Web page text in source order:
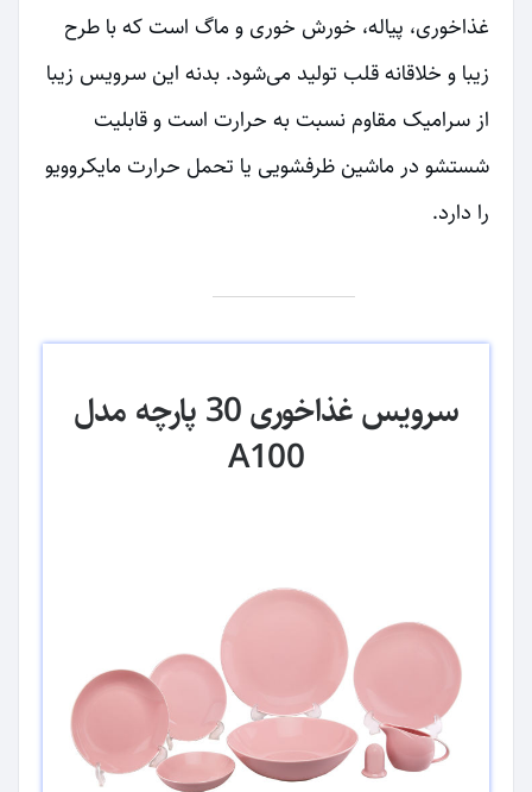
غذاخوری، پیاله، خورش خوری و ماگ است که با طرح
زیبا و خلاقانه قلب تولید می‌شود. بدنه این سرویس زیبا
از سرامیک مقاوم نسبت به حرارت است و قابلیت
شستشو در ماشین ظرفشویی یا تحمل حرارت مایکروویو
را دارد.
سرویس غذاخوری 30 پارچه مدل
A100